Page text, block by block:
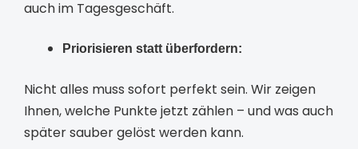
auch im Tagesgeschäft.
Priorisieren statt überfordern:
Nicht alles muss sofort perfekt sein. Wir zeigen
Ihnen, welche Punkte jetzt zählen – und was auch
später sauber gelöst werden kann.